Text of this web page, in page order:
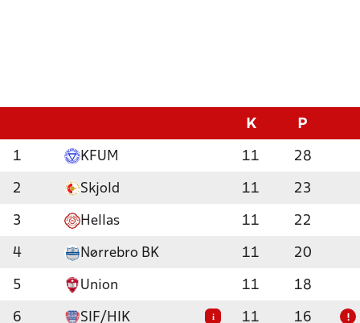
K P
1 KFUM 11 28
2 Skjold 11 23
3 Hellas 11 22
4 Nørrebro BK 11 20
5 Union 11 18
6 SIF/HIK i 11 16 !